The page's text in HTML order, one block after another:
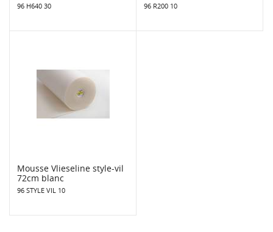
96 H640 30 96 R200 10
Mousse Vlieseline style-vil
72cm blanc
96 STYLE VIL 10